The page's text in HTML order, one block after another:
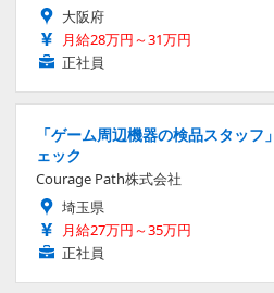
大阪府
月給28万円～31万円
正社員
「ゲーム周辺機器の検品スタッ
ェック
Courage Path株式会社
埼玉県
月給27万円～35万円
正社員